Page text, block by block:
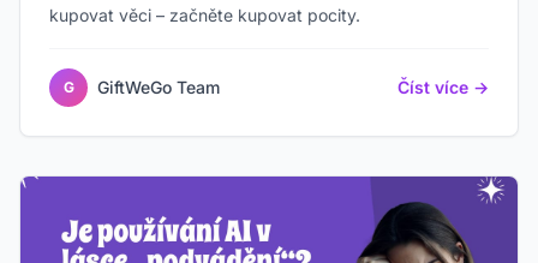
kupovat věci – začněte kupovat pocity.
G GiftWeGo Team Číst více →